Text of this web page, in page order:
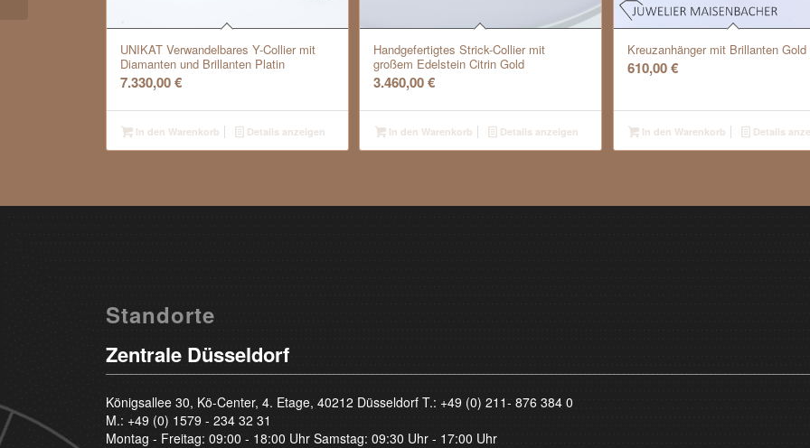
UNIKAT Verwandelbares Y-Collier mit
Diamanten und Brillanten Platin
7.330,00€
In den Warenkorb Details anzeigen
Handgefertigtes Strick-Collier mit
großem Edelstein Citrin Gold
3.460,00€
In den Warenkorb Details anzeigen
Kreuzanhänger mit Brillanten Gold
610,00€
In den Warenkorb Details
Standorte
Zentrale Düsseldorf
Königsallee 30, Kö-Center, 4. Etage, 40212 Düsseldorf T.: +49 (0) 211- 876 384 0
M.: +49 (0) 1579 - 234 32 31
Montag - Freitag: 09:00 - 18:00 Uhr Samstag: 09:30 Uhr - 17:00 Uhr